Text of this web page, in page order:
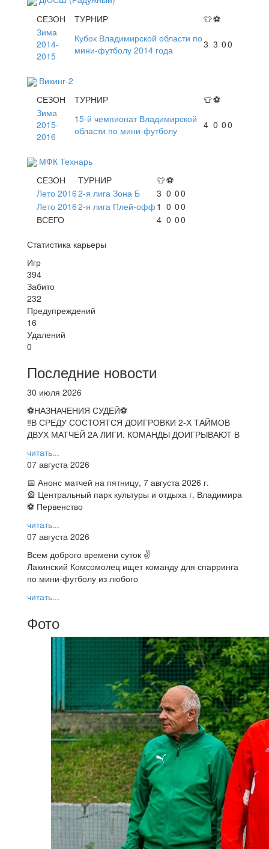
СЕЗОН
ТУРНИР 👕⚽
Зима
2014-
2015
Кубок Владимирской области по
мини-футболу 2014 года
3 3 00
Викинг-2
СЕЗОН
ТУРНИР 👕⚽
Зима
2015-
2016
15-й чемпионат Владимирской
области по мини-футболу
4 0 00
МФК Технарь
СЕЗОН
ТУРНИР 👕⚽
Лето 20162-я лига Зона Б 3 0 00
Лето 20162-я лига Плей-офф 1 0 00
ВСЕГО
4 0 00
Статистика карьеры
Игр
394
Забито
232
Предупреждений
16
Удалений
0
Последние новости
30 июля 2026
⚽НАЗНАЧЕНИЯ СУДЕЙ⚽
‼В СРЕДУ СОСТОЯТСЯ ДОИГРОВКИ 2-Х ТАЙМОВ
ДВУХ МАТЧЕЙ 2А ЛИГИ. КОМАНДЫ ДОИГРЫВАЮТ В
читать...
07 августа 2026
📅 Анонс матчей на пятницу, 7 августа 2026 г.
🎡 Центральный парк культуры и отдыха г. Владимира
⚽ Первенство
читать...
07 августа 2026
Всем доброго времени суток ✌
Лакинский Комсомолец ищет команду для спарринга
по мини-футболу из любого
читать...
Фото